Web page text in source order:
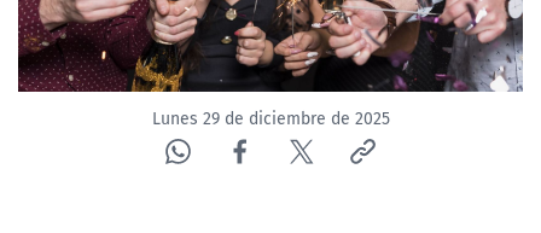
Lunes 29 de diciembre de 2025